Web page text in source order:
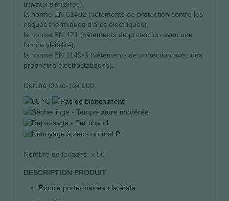
travaux similaires),
la norme EN 61482 (vêtements de protection contre les
risques thermiques d'arcs électriques),
la norme EN 471 (vêtements de protection avec une
bonne visibilité),
la norme EN 1149-3 (vêtements de protection avec des
propriétés électrostatiques).
Certifié Oeko-Tex 100.
Nombre de lavages: x 50
DESCRIPTION PRODUIT
Boucle porte-marteau latérale